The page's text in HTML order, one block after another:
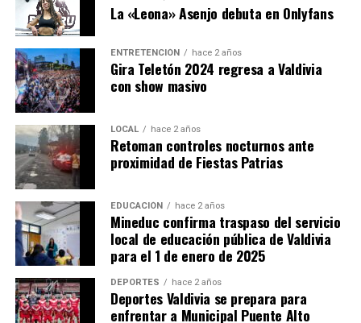
utilizado un revólver para disparar contra los
funcionarios, generándose un intercambio de disparos
en el lugar.
Cancino Tapia resultó herido durante el enfrentamiento
y fue trasladado también hasta el Hospital Base de
Valdivia, donde ingresó con lesiones en la zona cervical y
una extremidad inferior. Fue intervenido
quirúrgicamente, quedó internado en la Unidad de
Cuidados Intensivos y se encuentra fuera de riesgo vital.
El médico Vicente Schild indicó que el detenido no está
en condiciones médicas de enfrentar una audiencia de
formalización debido a que continúa en recuperación
postoperatoria.
La Fiscalía informó que el imputado será puesto a
La «Leona» Asenjo debuta en Onlyfans
ENTRETENCIÓN hace 2 años
Gira Teletón 2024 regresa a Valdivia
con show masivo
LOCAL hace 2 años
Retoman controles nocturnos ante
proximidad de Fiestas Patrias
EDUCACIÓN hace 2 años
Mineduc confirma traspaso del servicio
local de educación pública de Valdivia
para el 1 de enero de 2025
DEPORTES hace 2 años
Deportes Valdivia se prepara para
enfrentar a Municipal Puente Alto